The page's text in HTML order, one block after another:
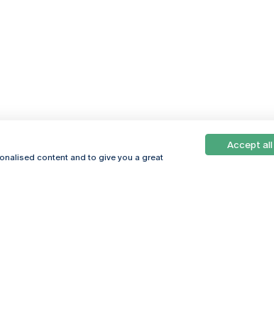
content and to give you a great
Accept all